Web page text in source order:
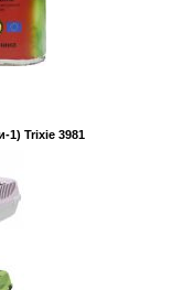
1) Trixie 3981